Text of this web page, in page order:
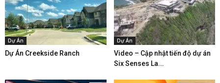
Dự Án
Dự Án Creekside Ranch
Dự Án
Video – Cập nhật tiến độ dự án
Six Senses La...